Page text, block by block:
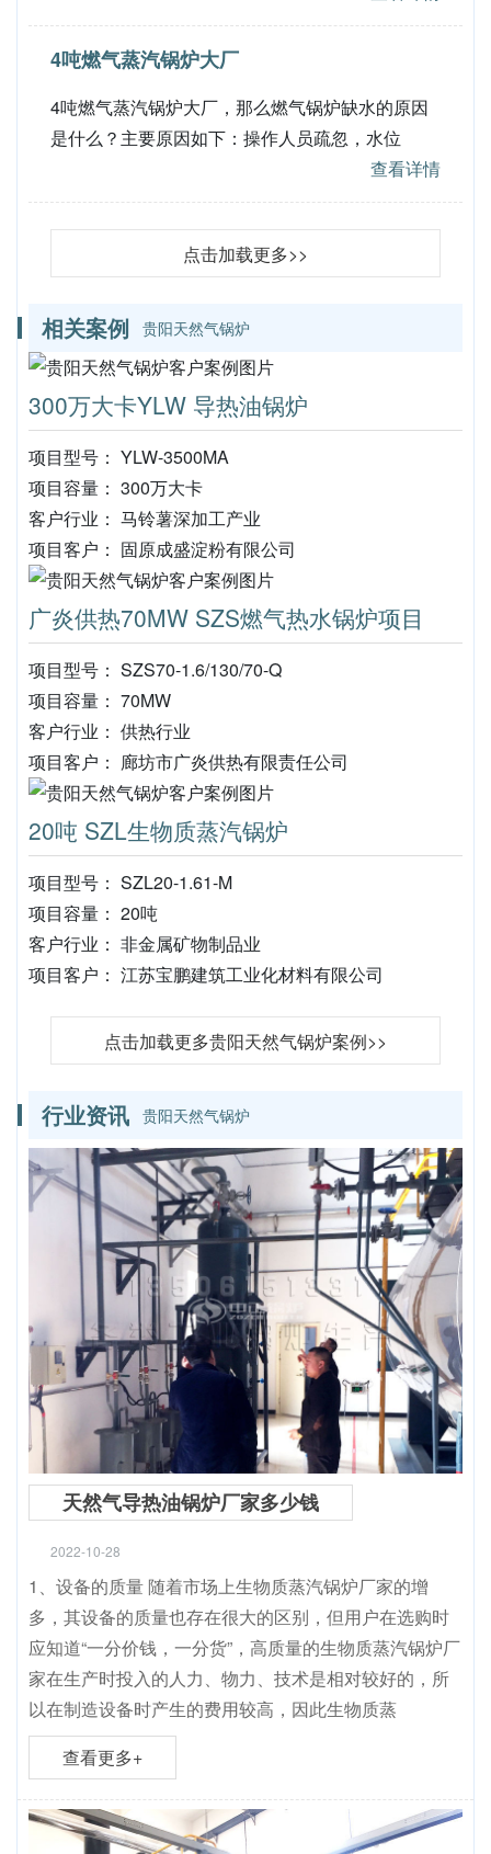
4吨燃气蒸汽锅炉大厂
4吨燃气蒸汽锅炉大厂，那么燃气锅炉缺水的原因
是什么？主要原因如下：操作人员疏忽，水位
查看详情
点击加载更多>>
相关案例 贵阳天然气锅炉
300万大卡YLW 导热油锅炉
项目型号： YLW-3500MA
项目容量： 300万大卡
客户行业： 马铃薯深加工产业
项目客户： 固原成盛淀粉有限公司
广炎供热70MW SZS燃气热水锅炉项目
项目型号： SZS70-1.6/130/70-Q
项目容量： 70MW
客户行业： 供热行业
项目客户： 廊坊市广炎供热有限责任公司
20吨 SZL生物质蒸汽锅炉
项目型号： SZL20-1.61-M
项目容量： 20吨
客户行业： 非金属矿物制品业
项目客户： 江苏宝鹏建筑工业化材料有限公司
点击加载更多贵阳天然气锅炉案例>>
行业资讯 贵阳天然气锅炉
天然气导热油锅炉厂家多少钱
2022-10-28
1、设备的质量 随着市场上生物质蒸汽锅炉厂家的增
多，其设备的质量也存在很大的区别，但用户在选购时
应知道“一分价钱，一分货”，高质量的生物质蒸汽锅炉厂
家在生产时投入的人力、物力、技术是相对较好的，所
以在制造设备时产生的费用较高，因此生物质蒸
查看更多+